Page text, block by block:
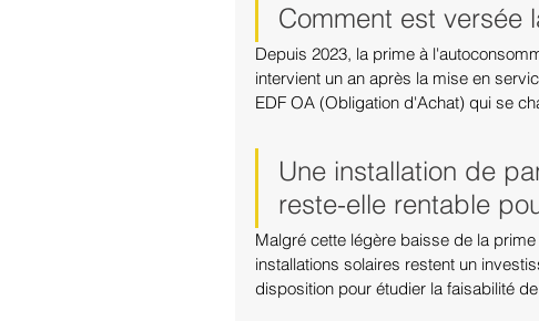
Comment est versée
Depuis 2023, la prime à
intervient un an après la mise en
EDF OA (Obligation d'Achat) qui se
Une installation de
reste-elle rentable
Malgré cette légère baisse de la
installations solaires restent un
disposition pour étudier la faisabilité